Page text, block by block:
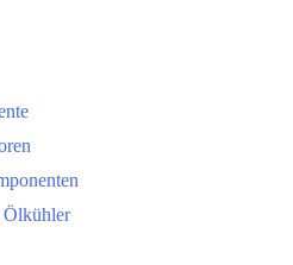
Ölkühler